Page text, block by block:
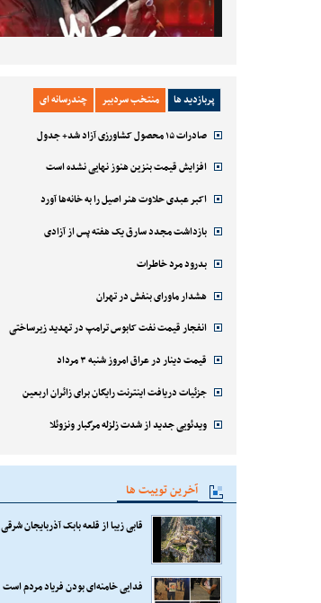
پربازدید ها منتخب سردبیر چندرسانه ای
صادرات ۱۵ محصول کشاورزی آزاد شد+ جدول
افزایش قیمت بنزین هنوز نهایی نشده است
اکبر عبدی حلاوت هنر اصیل را به خانه‌ها آورد
بازداشت مجدد سارق یک هفته پس از آزادی
بدرود مرد خاطرات
هشدار ماورای بنفش در تهران
انفجار قیمت نفت کابوس ترامپ در تهدید زیرساختی
قیمت دینار در عراق امروز شنبه ۳ مرداد
جزئیات دریافت اینترنت رایگان برای زائران اربعین
ویدئویی جدید از شدت زلزله مرگبار ونزوئلا
آخرین توییت ها
قابی زیبا از قلعه بابک آذربایجان شرقی
فدایی خامنه‌ای بودن فریاد مردم است